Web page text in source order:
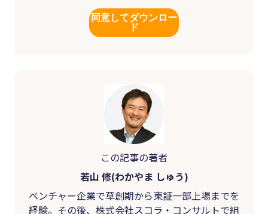
同意してダウンロー
ド
この記事の著者
若山 修(わかやま しゅう)
ベンチャー企業で草創期から東証一部上場までを
経験。その後、株式会社スコラ・コンサルトで組